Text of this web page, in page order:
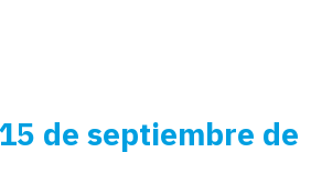
15 de septiembre de